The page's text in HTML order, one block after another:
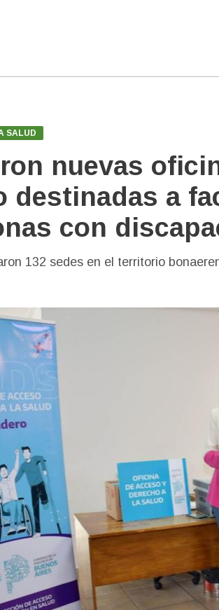
SALUD
nuevas
destinadas a
con
132 sedes en el territorio